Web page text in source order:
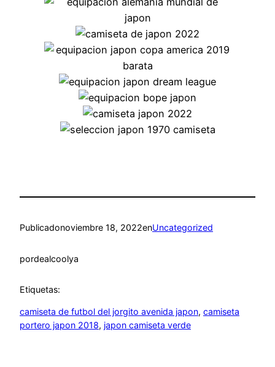
Publicadonoviembre 18, 2022enUncategorized
pordealcoolya
Etiquetas:
camiseta de futbol del jorgito avenida japon, camiseta
portero japon 2018, japon camiseta verde